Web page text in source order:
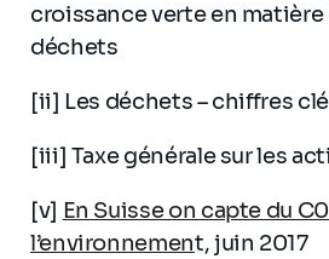
croissance verte en
déchets
[ii] Les déchets – chiffres
[iii] Taxe générale sur les
[v] En Suisse on capte du
l’environnement, juin 2017